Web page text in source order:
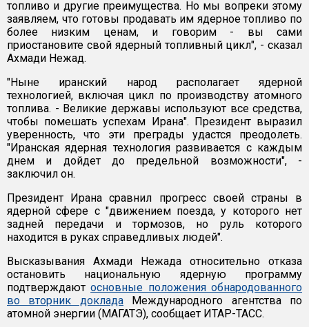
топливо и другие преимущества. Но мы вопреки этому
заявляем, что готовы продавать им ядерное топливо по
более низким ценам, и говорим - вы сами
приостановите свой ядерный топливный цикл", - сказал
Ахмади Нежад.
"Ныне иранский народ располагает ядерной
технологией, включая цикл по производству атомного
топлива. - Великие державы используют все средства,
чтобы помешать успехам Ирана". Президент выразил
уверенность, что эти преграды удастся преодолеть.
"Иранская ядерная технология развивается с каждым
днем и дойдет до предельной возможности", -
заключил он.
Президент Ирана сравнил прогресс своей страны в
ядерной сфере с "движением поезда, у которого нет
задней передачи и тормозов, но руль которого
находится в руках справедливых людей".
Высказывания Ахмади Нежада относительно отказа
остановить национальную ядерную программу
подтверждаютосновные положения обнародованного
во вторник докладаМеждународного агентства по
атомной энергии (МАГАТЭ), сообщает ИТАР-ТАСС.